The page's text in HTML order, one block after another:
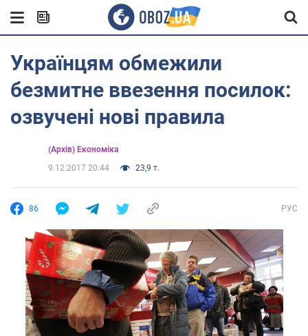
Українцям обмежили
безмитне ввезення посилок:
озвучені нові правила
(Архів) Економіка
9.12.2017 20:44
23,9 т.
86 РУС